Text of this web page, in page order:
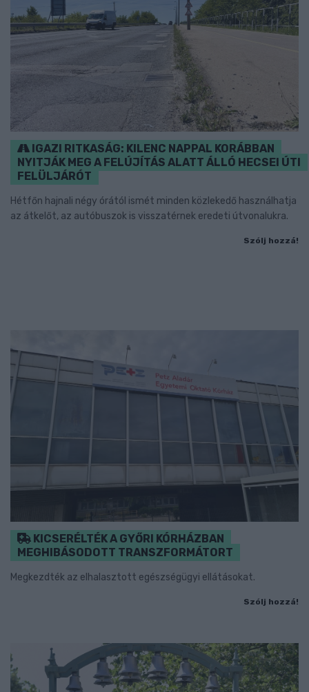
IGAZI RITKASÁG: KILENC NAPPAL KORÁBBAN
NYITJÁK MEG A FELÚJÍTÁS ALATT ÁLLÓ HECSEI ÚTI
FELÜLJÁRÓT
Hétfőn hajnali négy órától ismét minden közlekedő használhatja
az átkelőt, az autóbuszok is visszatérnek eredeti útvonalukra.
Szólj hozzá!
KICSERÉLTÉK A GYŐRI KÓRHÁZBAN
MEGHIBÁSODOTT TRANSZFORMÁTORT
Megkezdték az elhalasztott egészségügyi ellátásokat.
Szólj hozzá!